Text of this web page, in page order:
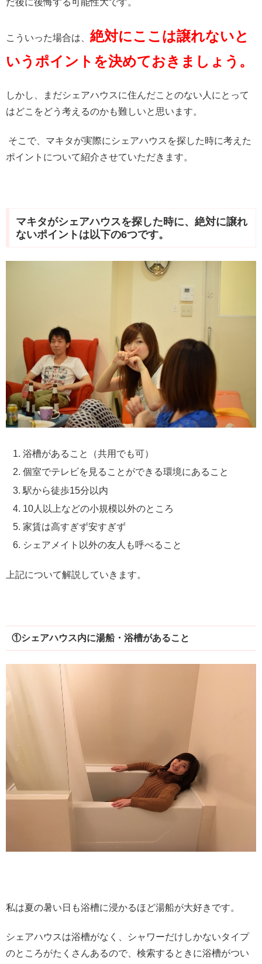
こういった場合は、 絶対にここは譲れないと
いうポイントを決めておきましょう。
しかし、まだシェアハウスに住んだことのない人にとって
はどこをどう考えるのかも難しいと思います。
そこで、マキタが実際にシェアハウスを探した時に考えた
ポイントについて紹介させていただきます。
マキタがシェアハウスを探した時に、絶対に譲れ
ないポイントは以下の6つです。
浴槽があること（共用でも可）
個室でテレビを見ることができる環境にあること
駅から徒歩15分以内
10人以上などの小規模以外のところ
家賃は高すぎず安すぎず
シェアメイト以外の友人も呼べること
上記について解説していきます。
①シェアハウス内に湯船・浴槽があること
私は夏の暑い日も浴槽に浸かるほど湯船が大好きです。
シェアハウスは浴槽がなく、シャワーだけしかないタイプ
のところがたくさんあるので、検索するときに浴槽がつい